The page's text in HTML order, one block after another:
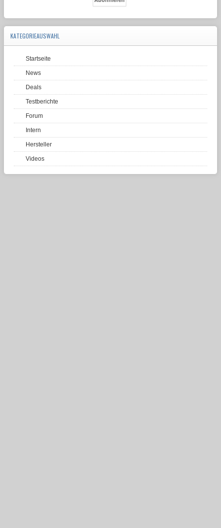
KATEGORIEAUSWAHL
Startseite
News
Deals
Testberichte
Forum
Intern
Hersteller
Videos